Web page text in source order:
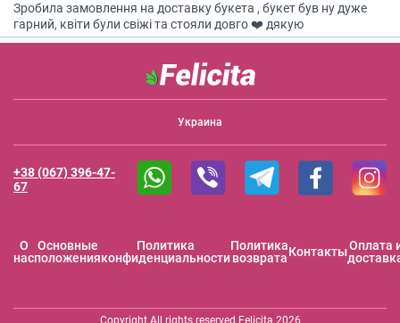
Зробила замовлення на доставку букета , букет був ну дуже
гарний, квіти були свіжі та стояли довго ❤️ дякую
Украина
O
нас
Основные
положения
Политика
конфиденциальности
Политика
возвратаКонтактыОплата
+38 (067) 396-47-
67
Copyright All rights reserved Felicita 2026